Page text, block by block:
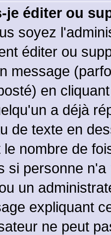
je éditer ou
soyez
éditer ou
message
en
a déjà
de texte en
le nombre de
si personne
un
expliquant
ne peut